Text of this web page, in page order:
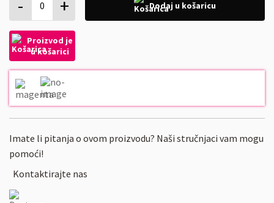
- 0 + Dodaj u košaricu
Proizvod je
u košarici
Imate li pitanja o ovom proizvodu? Naši stručnjaci vam mogu
pomoći!
Kontaktirajte nas